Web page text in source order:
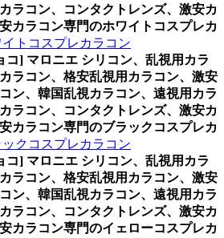
ラコン、コンタクトレンズ、激安カ
カラコン専門のホワイトコスプレカ
イトコスプレカラコン
コ] マロニエ シリコン、乱視用カラ
ラコン、格安乱視用カラコン、激安
ン、韓国乱視カラコン、遠視用カラ
ラコン、コンタクトレンズ、激安カ
カラコン専門のブラックコスプレカ
ックコスプレカラコン
コ] マロニエ シリコン、乱視用カラ
ラコン、格安乱視用カラコン、激安
ン、韓国乱視カラコン、遠視用カラ
ラコン、コンタクトレンズ、激安カ
カラコン専門のイェローコスプレカ